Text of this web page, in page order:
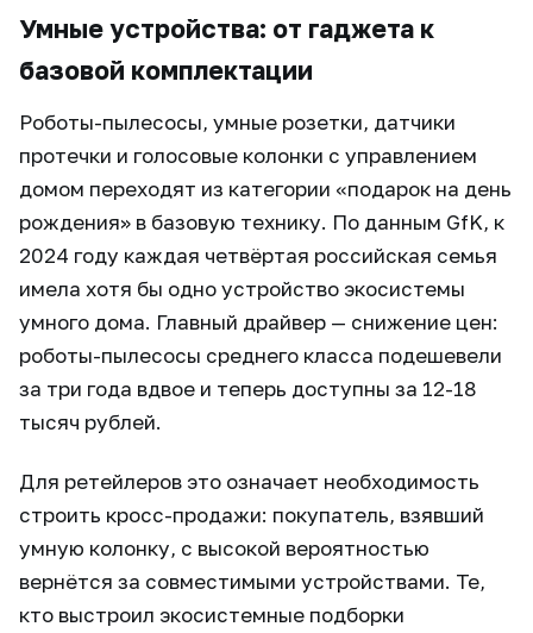
Умные устройства: от гаджета к
базовой комплектации
Роботы-пылесосы, умные розетки, датчики
протечки и голосовые колонки с управлением
домом переходят из категории «подарок на день
рождения» в базовую технику. По данным GfK, к
2024 году каждая четвёртая российская семья
имела хотя бы одно устройство экосистемы
умного дома. Главный драйвер — снижение цен:
роботы-пылесосы среднего класса подешевели
за три года вдвое и теперь доступны за 12-18
тысяч рублей.
Для ретейлеров это означает необходимость
строить кросс-продажи: покупатель, взявший
умную колонку, с высокой вероятностью
вернётся за совместимыми устройствами. Те,
кто выстроил экосистемные подборки